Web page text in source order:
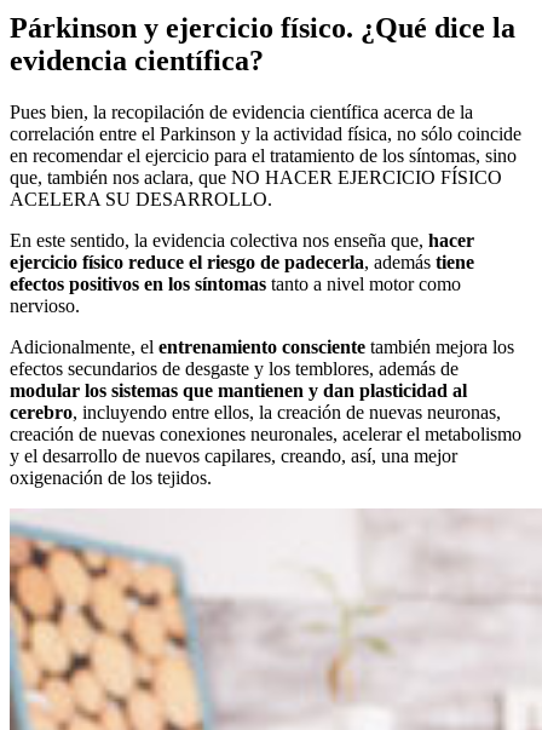
Párkinson y ejercicio físico. ¿Qué dice la
evidencia científica?
Pues bien, la recopilación de evidencia científica acerca de la
correlación entre el Parkinson y la actividad física, no sólo coincide
en recomendar el ejercicio para el tratamiento de los síntomas, sino
que, también nos aclara, que NO HACER EJERCICIO FÍSICO
ACELERA SU DESARROLLO.
En este sentido, la evidencia colectiva nos enseña que, hacer
ejercicio físico reduce el riesgo de padecerla, además tiene
efectos positivos en los síntomas tanto a nivel motor como
nervioso.
Adicionalmente, el entrenamiento consciente también mejora los
efectos secundarios de desgaste y los temblores, además de
modular los sistemas que mantienen y dan plasticidad al
cerebro, incluyendo entre ellos, la creación de nuevas neuronas,
creación de nuevas conexiones neuronales, acelerar el metabolismo
y el desarrollo de nuevos capilares, creando, así, una mejor
oxigenación de los tejidos.